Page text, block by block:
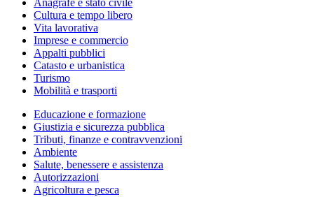
Anagrafe e stato civile
Cultura e tempo libero
Vita lavorativa
Imprese e commercio
Appalti pubblici
Catasto e urbanistica
Turismo
Mobilità e trasporti
Educazione e formazione
Giustizia e sicurezza pubblica
Tributi, finanze e contravvenzioni
Ambiente
Salute, benessere e assistenza
Autorizzazioni
Agricoltura e pesca